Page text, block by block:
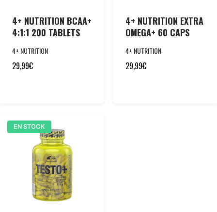
4+ NUTRITION BCAA+
4:1:1 200 TABLETS
4+ NUTRITION
29,99€
4+ NUTRITION EXTRA
OMEGA+ 60 CAPS
4+ NUTRITION
29,99€
EN STOCK